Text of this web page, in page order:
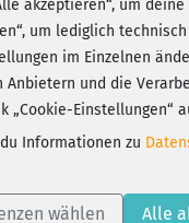
akzeptieren“, um
um lediglich
im Einzelnen
Anbietern und die
„Cookie-Einstellungen“
Informationen zu
wählen Alle